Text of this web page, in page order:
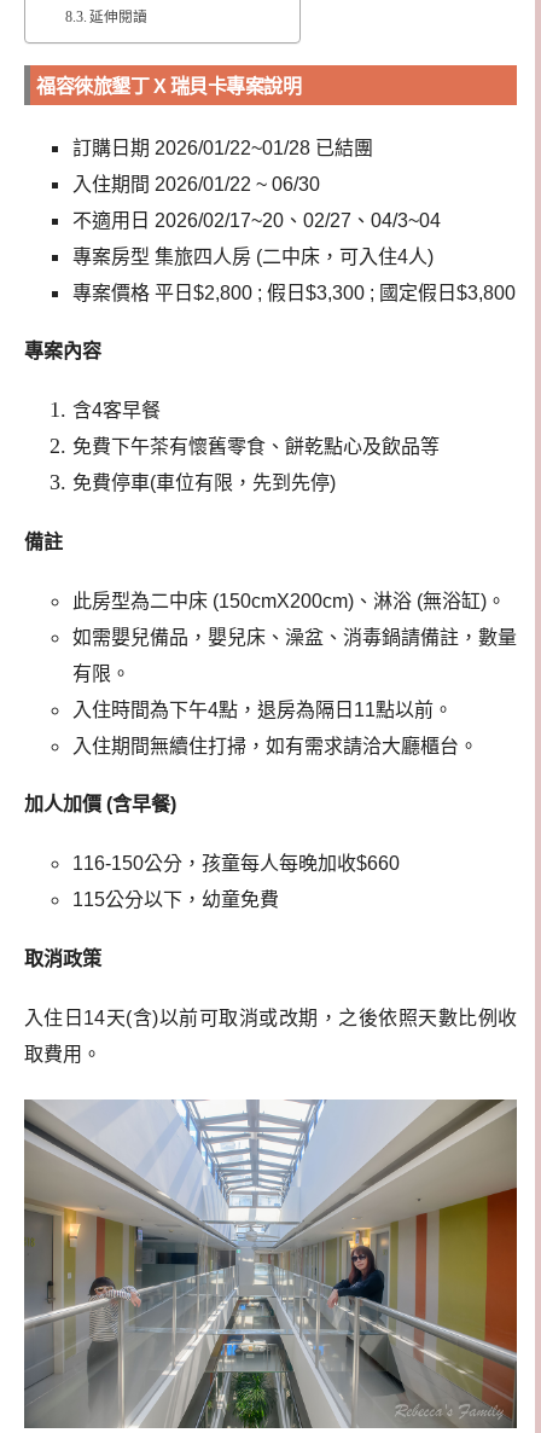
延伸閱讀
福容徠旅墾丁 X 瑞貝卡專案說明
訂購日期 2026/01/22~01/28 已結團
入住期間 2026/01/22 ~ 06/30
不適用日 2026/02/17~20、02/27、04/3~04
專案房型 集旅四人房 (二中床，可入住4人)
專案價格 平日$2,800 ; 假日$3,300 ; 國定假日$3,800
專案內容
含4客早餐
免費下午茶有懷舊零食、餅乾點心及飲品等
免費停車(車位有限，先到先停)
備註
此房型為二中床 (150cmX200cm)、淋浴 (無浴缸)。
如需嬰兒備品，嬰兒床、澡盆、消毒鍋請備註，數量
有限。
入住時間為下午4點，退房為隔日11點以前。
入住期間無續住打掃，如有需求請洽大廳櫃台。
加人加價 (含早餐)
116-150公分，孩童每人每晚加收$660
115公分以下，幼童免費
取消政策
入住日14天(含)以前可取消或改期，之後依照天數比例收
取費用。